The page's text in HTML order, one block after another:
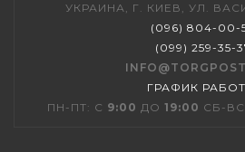
УКРАИНА, Г. КИЕВ, УЛ.
(096) 804-00-
(099) 259-35-
ГРАФИК
ПН-ПТ: С 9:00 ДО 19:00 СБ-